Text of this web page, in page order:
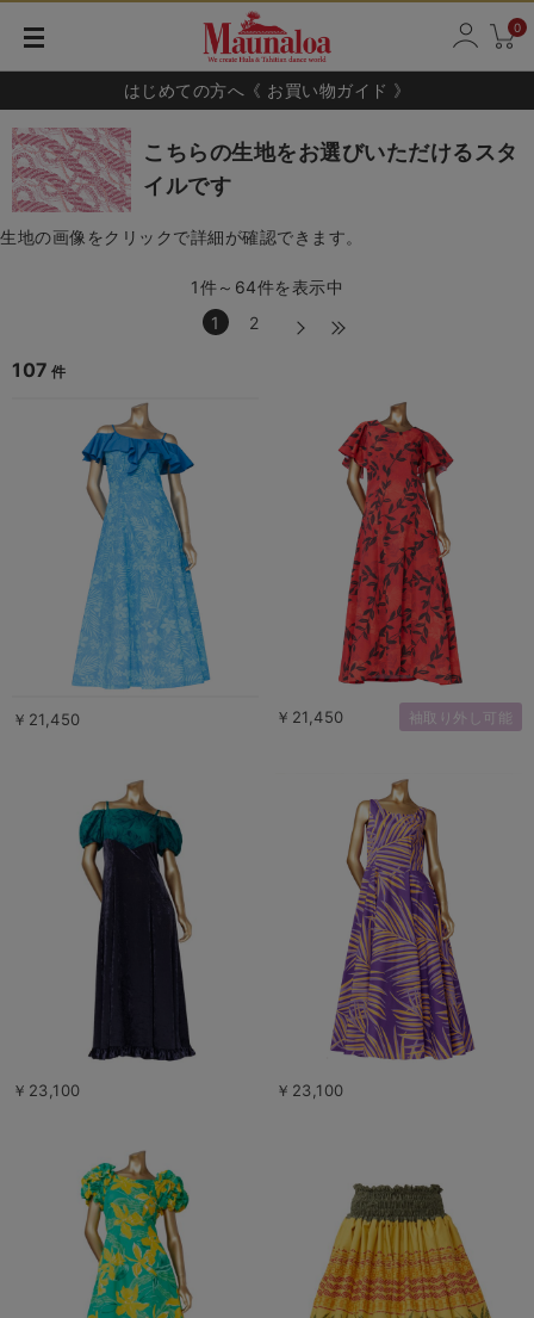
0
はじめての方へ《 お買い物ガイド 》
こちらの生地をお選びいただけるスタ
イルです
生地の画像をクリックで詳細が確認できます。
1件～64件を表示中
1
2
107 件
￥21,450 ￥21,450 袖取り外し可能
￥23,100 ￥23,100